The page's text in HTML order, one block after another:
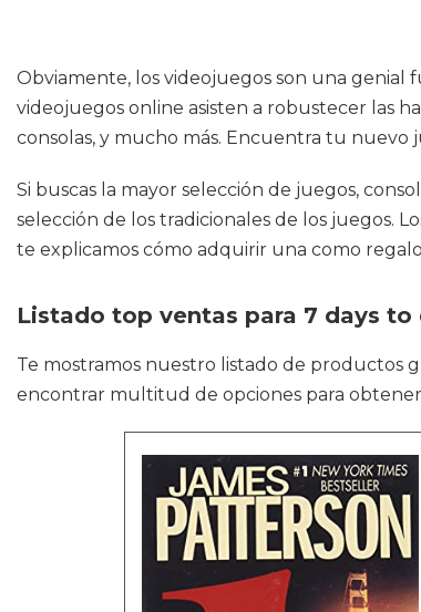
Obviamente, los videojuegos son una
videojuegos online asisten a robustecer las
consolas, y mucho más. Encuentra tu
Si buscas la mayor selección de juegos,
selección de los tradicionales de los juegos.
te explicamos cómo adquirir una como
Listado top ventas para 7 days to
Te mostramos nuestro listado de productos
encontrar multitud de opciones para